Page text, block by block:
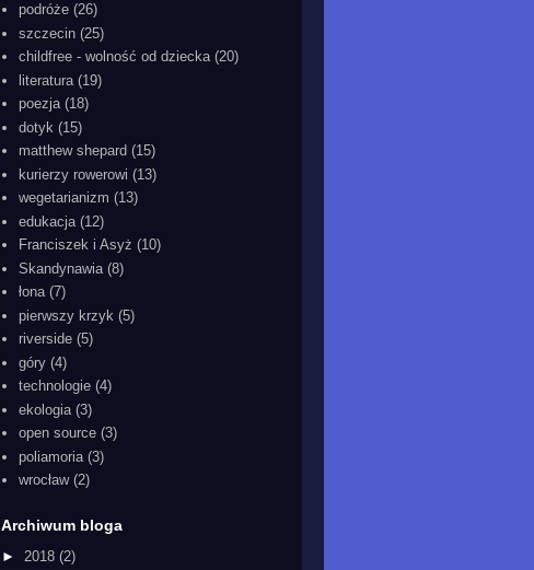
podróże (26)
szczecin (25)
childfree - wolność od dziecka (20)
literatura (19)
poezja (18)
dotyk (15)
matthew shepard (15)
kurierzy rowerowi (13)
wegetarianizm (13)
edukacja (12)
Franciszek i Asyż (10)
Skandynawia (8)
łona (7)
pierwszy krzyk (5)
riverside (5)
góry (4)
technologie (4)
ekologia (3)
open source (3)
poliamoria (3)
wrocław (2)
Archiwum bloga
► 2018 (2)